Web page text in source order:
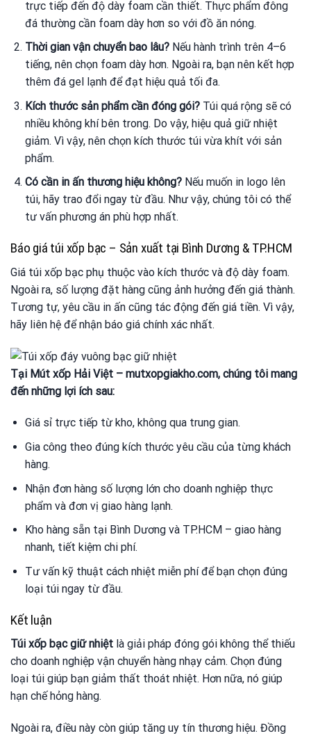
trực tiếp đến độ dày foam cần thiết. Thực phẩm đông
đá thường cần foam dày hơn so với đồ ăn nóng.
Thời gian vận chuyển bao lâu?Nếu hành trình trên 4–6
tiếng, nên chọn foam dày hơn. Ngoài ra, bạn nên kết hợp
thêm đá gel lạnh để đạt hiệu quả tối đa.
Kích thước sản phẩm cần đóng gói?Túi quá rộng sẽ có
nhiều không khí bên trong. Do vậy, hiệu quả giữ nhiệt
giảm. Vì vậy, nên chọn kích thước túi vừa khít với sản
phẩm.
Có cần in ấn thương hiệu không?Nếu muốn in logo lên
túi, hãy trao đổi ngay từ đầu. Như vậy, chúng tôi có thể
tư vấn phương án phù hợp nhất.
Báo giá túi xốp bạc – Sản xuất tại Bình Dương & TP.HCM
Giá túi xốp bạc phụ thuộc vào kích thước và độ dày foam.
Ngoài ra, số lượng đặt hàng cũng ảnh hưởng đến giá thành.
Tương tự, yêu cầu in ấn cũng tác động đến giá tiền. Vì vậy,
hãy liên hệ để nhận báo giá chính xác nhất.
Tại Mút xốp Hải Việt – mutxopgiakho.com, chúng tôi mang
đến những lợi ích sau:
Giá sỉ trực tiếp từ kho, không qua trung gian.
Gia công theo đúng kích thước yêu cầu của từng khách
hàng.
Nhận đơn hàng số lượng lớn cho doanh nghiệp thực
phẩm và đơn vị giao hàng lạnh.
Kho hàng sẵn tại Bình Dương và TP.HCM – giao hàng
nhanh, tiết kiệm chi phí.
Tư vấn kỹ thuật cách nhiệt miễn phí để bạn chọn đúng
loại túi ngay từ đầu.
Kết luận
Túi xốp bạc giữ nhiệt là giải pháp đóng gói không thể thiếu
cho doanh nghiệp vận chuyển hàng nhạy cảm. Chọn đúng
loại túi giúp bạn giảm thất thoát nhiệt. Hơn nữa, nó giúp
hạn chế hỏng hàng.
Ngoài ra, điều này còn giúp tăng uy tín thương hiệu. Đồng